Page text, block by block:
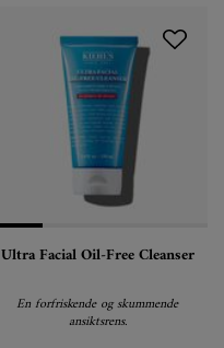
Ultra Facial Oil-Free Cleanser
En forfriskende og skummende
ansiktsrens.